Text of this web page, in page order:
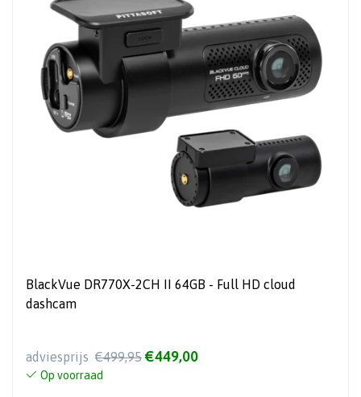
BlackVue DR770X-2CH II 64GB - Full HD cloud
dashcam
adviesprijs €499,95 €449,00
Op voorraad